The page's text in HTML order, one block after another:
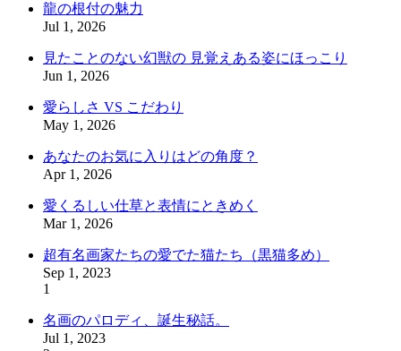
龍の根付の魅力
Jul 1, 2026
見たことのない幻獣の 見覚えある姿にほっこり
Jun 1, 2026
愛らしさ VS こだわり
May 1, 2026
あなたのお気に入りはどの角度？
Apr 1, 2026
愛くるしい仕草と表情にときめく
Mar 1, 2026
超有名画家たちの愛でた猫たち（黒猫多め）
Sep 1, 2023
1
名画のパロディ、誕生秘話。
Jul 1, 2023